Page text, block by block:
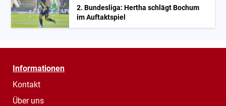
2. Bundesliga: Hertha schlägt Bochum
im Auftaktspiel
Informationen
Kontakt
Über uns